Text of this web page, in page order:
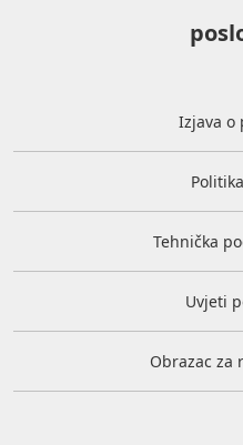
Izjava o
Tehnička
Uvjeti
Obrazac za